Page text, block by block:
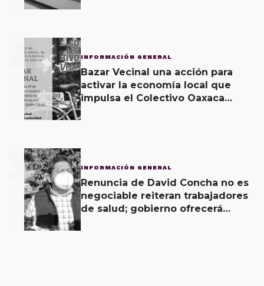
2 INFORMACIÓN GENERAL
Bazar Vecinal una acción para
activar la economía local que
impulsa el Colectivo Oaxaca
3 INFORMACIÓN GENERAL
Renuncia de David Concha no es
negociable reiteran trabajadores
de salud; gobierno ofrecerá